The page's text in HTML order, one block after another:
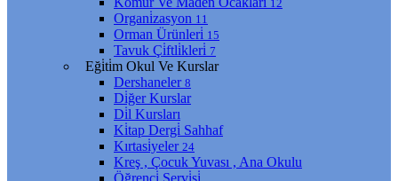
12
Organi̇zasyon 11
Orman Ürünleri̇ 15
Tavuk Çi̇ftli̇kleri̇ 7
Eği̇ti̇m Okul Ve Kurslar
Dershaneler 8
Di̇ğer Kurslar
Di̇l Kursları
Ki̇tap Dergi̇ Sahhaf
Kırtasi̇yeler 24
Kreş , Çocuk Yuvası , Ana Okulu
Öğrenci̇ Servi̇si̇